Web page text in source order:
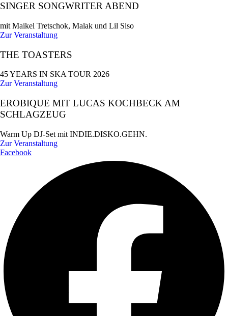
SINGER SONGWRITER ABEND
mit Maikel Tretschok, Malak und Lil Siso
Zur Veranstaltung
THE TOASTERS
45 YEARS IN SKA TOUR 2026
Zur Veranstaltung
EROBIQUE MIT LUCAS KOCHBECK AM
SCHLAGZEUG
Warm Up DJ-Set mit INDIE.DISKO.GEHN.
Zur Veranstaltung
Facebook